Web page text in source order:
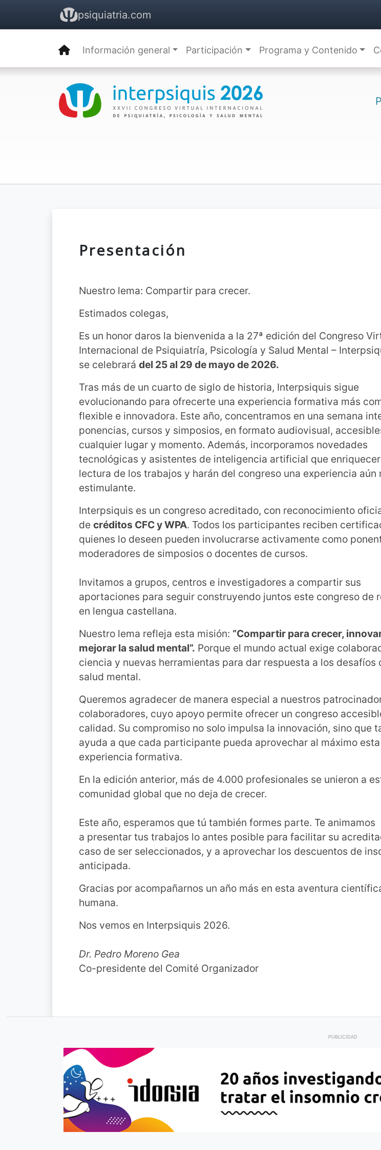
psiquiatria.com
Información general Participación Programa y Contenido
Presentación
Nuestro lema: Compartir para crecer.
Estimados colegas,
Es un honor daros la bienvenida a la 27ª edición del Congreso
Internacional de Psiquiatría, Psicología y Salud Mental –
se celebrará del 25 al 29 de mayo de 2026.
Tras más de un cuarto de siglo de historia, Interpsiquis sigue
evolucionando para ofrecerte una experiencia formativa más
flexible e innovadora. Este año, concentramos en una semana
ponencias, cursos y simposios, en formato audiovisual,
cualquier lugar y momento. Además, incorporamos novedades
tecnológicas y asistentes de inteligencia artificial que
lectura de los trabajos y harán del congreso una experiencia aún
estimulante.
Interpsiquis es un congreso acreditado, con reconocimiento
de créditos CFC y WPA. Todos los participantes reciben
quienes lo deseen pueden involucrarse activamente como
moderadores de simposios o docentes de cursos.
Invitamos a grupos, centros e investigadores a compartir sus
aportaciones para seguir construyendo juntos este congreso de
en lengua castellana.
Nuestro lema refleja esta misión: “Compartir para crecer,
mejorar la salud mental”. Porque el mundo actual exige
ciencia y nuevas herramientas para dar respuesta a los desafíos
salud mental.
Queremos agradecer de manera especial a nuestros
colaboradores, cuyo apoyo permite ofrecer un congreso
calidad. Su compromiso no solo impulsa la innovación, sino que
ayuda a que cada participante pueda aprovechar al máximo esta
experiencia formativa.
En la edición anterior, más de 4.000 profesionales se unieron a
comunidad global que no deja de crecer.
Este año, esperamos que tú también formes parte. Te animamos
a presentar tus trabajos lo antes posible para facilitar su
caso de ser seleccionados, y a aprovechar los descuentos de
anticipada.
Gracias por acompañarnos un año más en esta aventura
humana.
Nos vemos en Interpsiquis 2026.
Dr. Pedro Moreno Gea
Co-presidente del Comité Organizador
PUBLICIDAD